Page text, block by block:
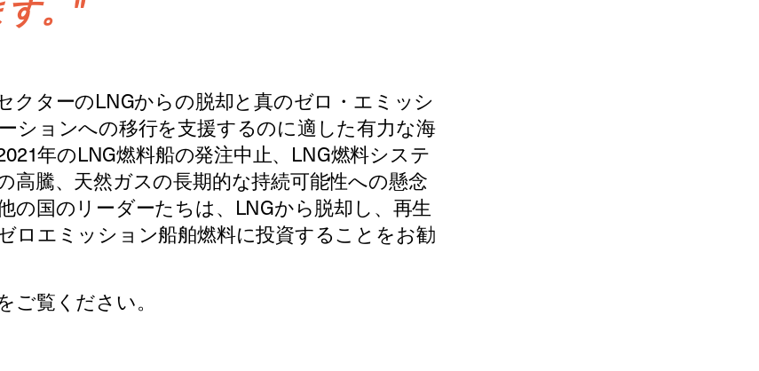
す。"
クターのLNGからの脱却と真のゼロ・エミッシ
ションへの移行を支援するのに適した有力な海
年のLNG燃料船の発注中止、LNG燃料システ
高騰、天然ガスの長期的な持続可能性への懸念
の国のリーダーたちは、LNGから脱却し、再生
ロエミッション船舶燃料に投資することをお勧
ご覧ください。